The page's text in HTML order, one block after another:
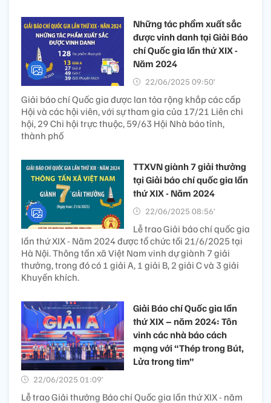
Những tác phẩm xuất sắc
được vinh danh tại Giải Báo
chí Quốc gia lần thứ XIX -
Năm 2024
22/06/2025 09:50’
Giải báo chí Quốc gia được lan tỏa rộng khắp các cấp
Hội và các hội viên, với sự tham gia của 17/21 Liên chi
hội, 29 Chi hội trực thuộc, 59/63 Hội Nhà báo tỉnh,
thành phố
TTXVN giành 7 giải thưởng
tại Giải báo chí quốc gia lần
thứ XIX - Năm 2024
22/06/2025 08:56’
Lễ trao Giải báo chí quốc gia
lần thứ XIX - Năm 2024 được tổ chức tối 21/6/2025 tại
Hà Nội. Thông tấn xã Việt Nam vinh dự giành 7 giải
thưởng, trong đó có 1 giải A, 1 giải B, 2 giải C và 3 giải
Khuyến khích.
Giải Báo chí Quốc gia lần
thứ XIX – năm 2024: Tôn
vinh các nhà báo cách
mạng với “Thép trong Bút,
Lửa trong tim”
22/06/2025 01:09’
Lễ trao Giải thưởng Báo chí Quốc gia lần thứ XIX - năm